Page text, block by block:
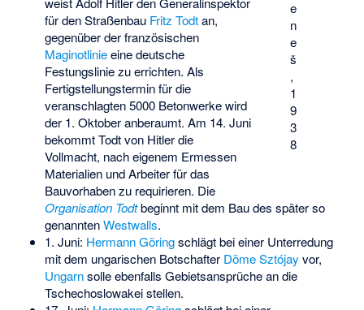
e
n
e
š
,
1
9
3
8
für den Straßenbau Fritz Todtan,
gegenüber der französischen
Maginotlinieeine deutsche
Festungslinie zu errichten. Als
Fertigstellungstermin für die
veranschlagten 5000 Betonwerke wird
der 1. Oktober anberaumt. Am 14. Juni
bekommt Todt von Hitler die
Vollmacht, nach eigenem Ermessen
Materialien und Arbeiter für das
Bauvorhaben zu requirieren. Die
Organisation Todtbeginnt mit dem Bau des später so
genanntenWestwalls.
1. Juni: Hermann Göringschlägt bei einer Unterredung
mit dem ungarischen Botschafter Döme Sztójay vor,
Ungarnsolle ebenfalls Gebietsansprüche an die
Tschechoslowakei stellen.